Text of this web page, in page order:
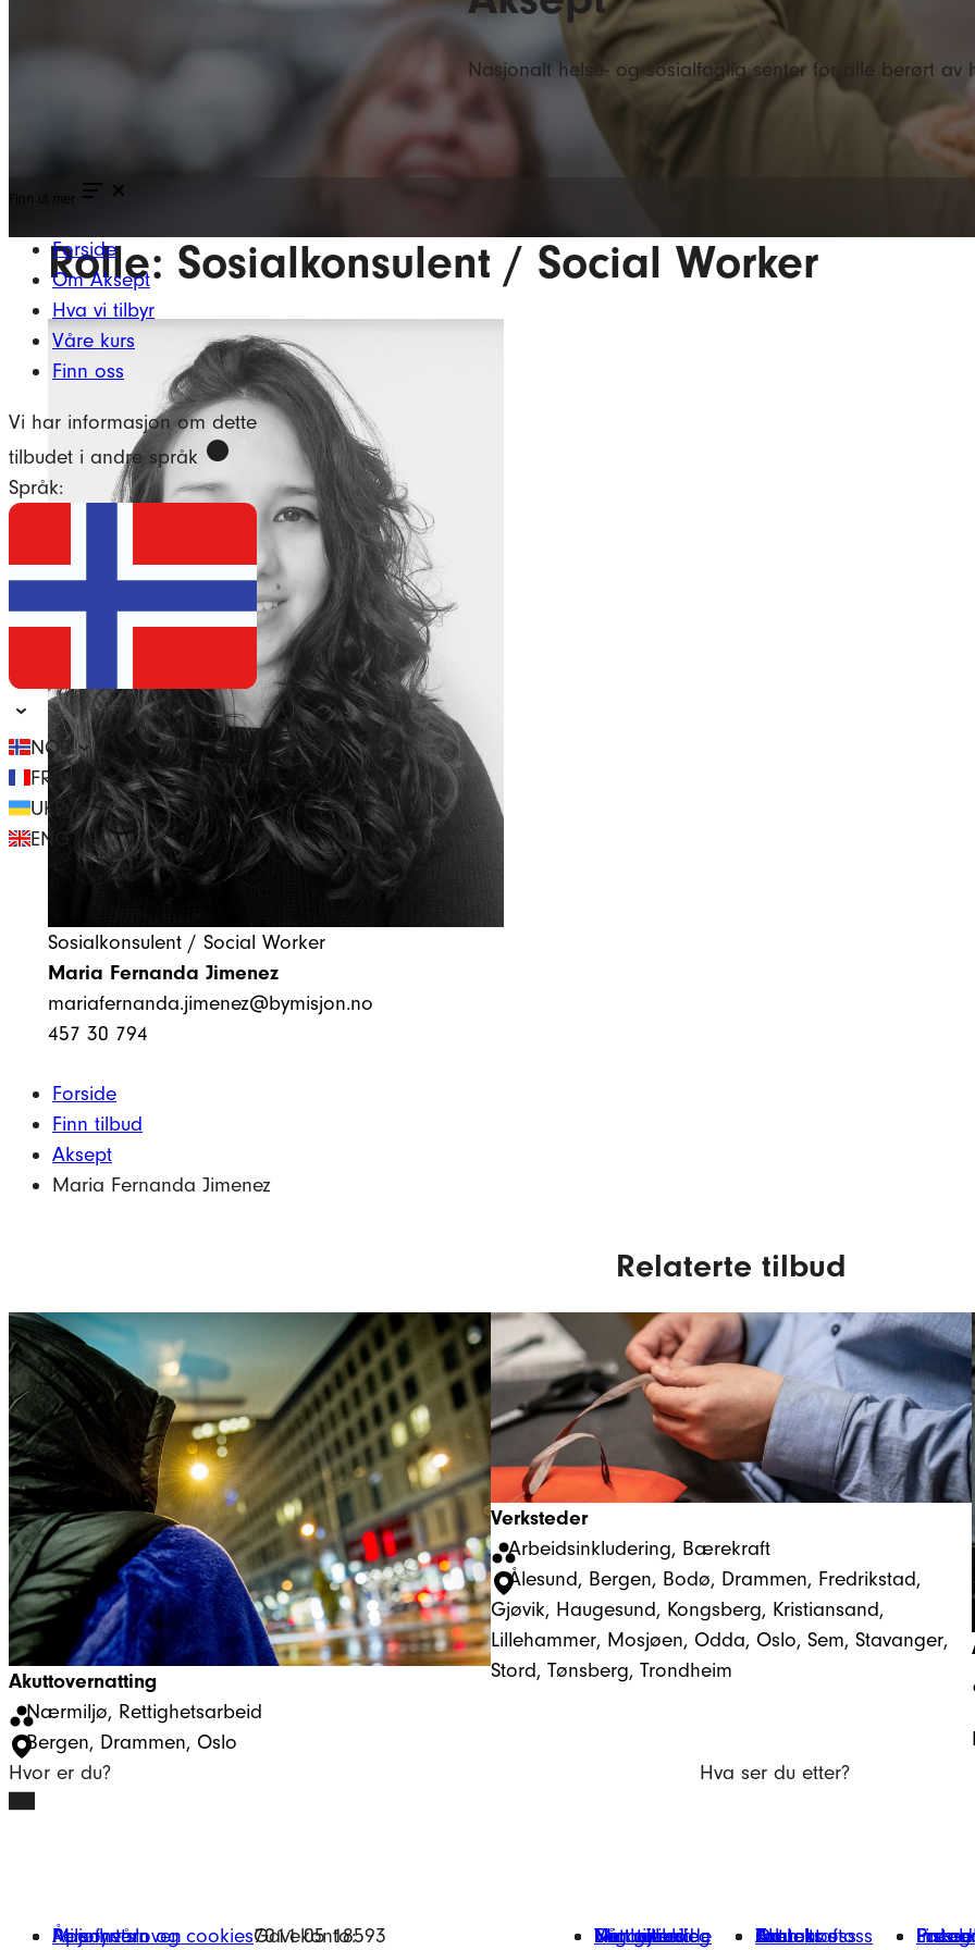
Nasjonalt helse- og sosialfaglig senter for alle berørt av
Finn ut mer
Forside
Om Aksept
Hva vi tilbyr
Våre kurs
Finn oss
Vi har informasjon om dette
tilbudet i andre språk
Språk:
NOB
FRE
UKR
ENG
Rolle: Sosialkonsulent / Social Worker
Sosialkonsulent / Social Worker
Maria Fernanda Jimenez
mariafernanda.jimenez@bymisjon.no
457 30 794
Forside
Finn tilbud
Aksept
Maria Fernanda Jimenez
Relaterte tilbud
Akuttovernatting
Nærmiljø, Rettighetsarbeid
Bergen, Drammen, Oslo
Verksteder
Arbeidsinkludering, Bærekraft
Ålesund, Bergen, Bodø, Drammen, Fredrikstad,
Gjøvik, Haugesund, Kongsberg, Kristiansand,
Lillehammer, Mosjøen, Odda, Oslo, Sem, Stavanger,
Stord, Tønsberg, Trondheim
Hvor er du?
Hva ser du etter?
Miljøfyrtårn
Åpenhetsloven
Personvern og cookiesGavekonto:
7011 05 18593 Finn tilbud
Vårt arbeid
Engasjer deg
Nettbutikk
Min giverside Om oss
Kontakt oss
Bærekraft
Aktuelt
Jobb hos oss Presse